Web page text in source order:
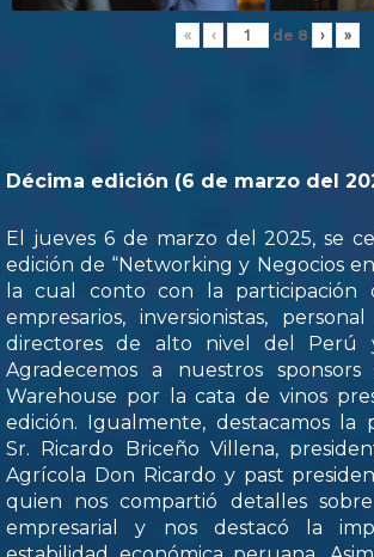
« ‹ de 8 › »
Décima edición (6 de marzo del
El jueves 6 de marzo del 2025, se
edición de “Networking y Negocios
la cual conto con la participación
empresarios, inversionistas,
directores de alto nivel del Perú
Agradecemos a nuestros
Warehouse por la cata de vinos
edición. Igualmente, destacamos la
Sr. Ricardo Briceño Villena,
Agrícola Don Ricardo y past
quien nos compartió detalles
empresarial y nos destacó la